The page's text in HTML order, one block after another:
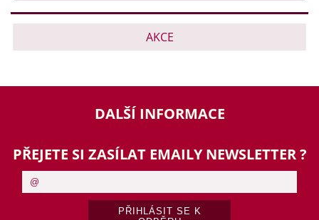
AKCE
DALŠÍ INFORMACE
PŘEJETE SI ZASÍLAT EMAILY NEWSLETTER ?